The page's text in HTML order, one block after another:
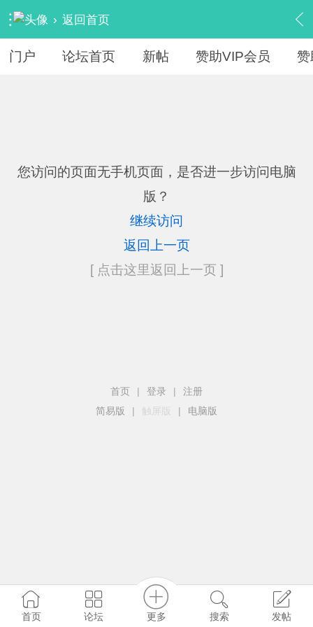
› 返回首页
门户 论坛首页 新帖 赞助VIP会员 赞
您访问的页面无手机页面，是否进一步访问电脑
版？
继续访问
返回上一页
[ 点击这里返回上一页 ]
首页 | 登录 |
注册
简易版
| 触屏版 | 电脑版
首页 论坛 更多 搜索 发帖